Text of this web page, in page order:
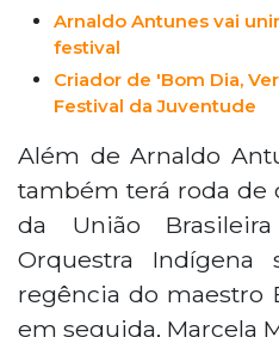
Arnaldo Antunes vai
festival
Criador de 'Bom Dia,
Festival da Juventude
Além de Arnaldo
também terá roda de
da União
Orquestra Indígena
regência do maestro
em seguida, Marcela